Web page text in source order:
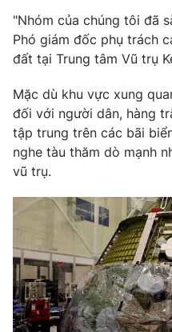
Giải sao mai
Sao
Làm đẹp
Chất lượng cuộc sống
Giáo dục
Tuyển sinh
Công nghệ
Hitech Công nghệ tương
Sản phẩm
Thị trường
Tư vấn
Giao lưu trực tuyến
Lịch phát sóng
Chuyên mục khác
Emagazine
Photo
"Nhóm của chúng tôi đã
Phó giám đốc phụ trách
đất tại Trung tâm Vũ trụ
Mặc dù khu vực xung
đối với người dân, hàng
tập trung trên các bãi
nghe tàu thăm dò mạnh
vũ trụ.